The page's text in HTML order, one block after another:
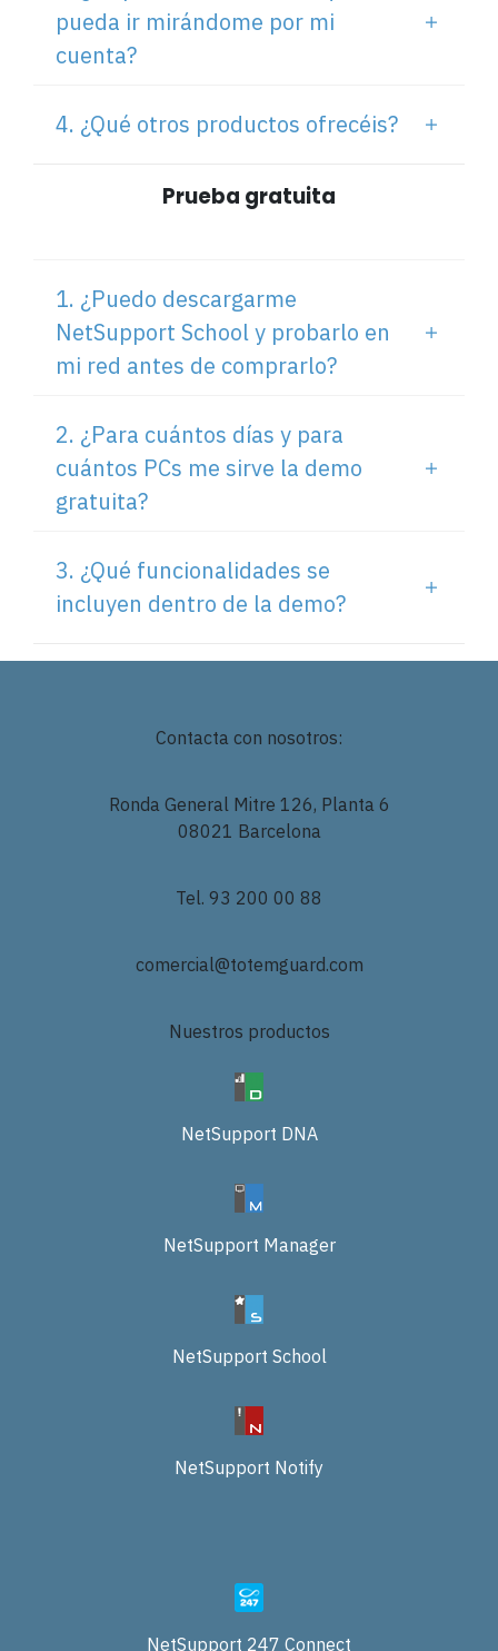
pueda ir mirándome por mi
cuenta?
4. ¿Qué otros productos ofrecéis?
Prueba gratuita
1. ¿Puedo descargarme
NetSupport School y probarlo en
mi red antes de comprarlo?
2. ¿Para cuántos días y para
cuántos PCs me sirve la demo
gratuita?
3. ¿Qué funcionalidades se
incluyen dentro de la demo?
Contacta con nosotros:
Ronda General Mitre 126, Planta 6
08021 Barcelona
Tel. 93 200 00 88
comercial@totemguard.com
Nuestros productos
NetSupport DNA
NetSupport Manager
NetSupport School
NetSupport Notify
NetSupport 247 Connect